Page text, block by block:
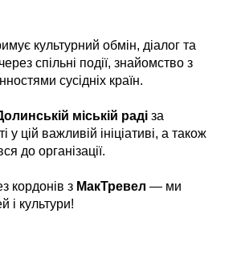
культурний обмін, діалог та
спільні події, знайомство з
сусідніх країн.
міській раді за
у цій важливій ініціативі, а також
до організації.
кордонів з МакТревел — ми
і культури!